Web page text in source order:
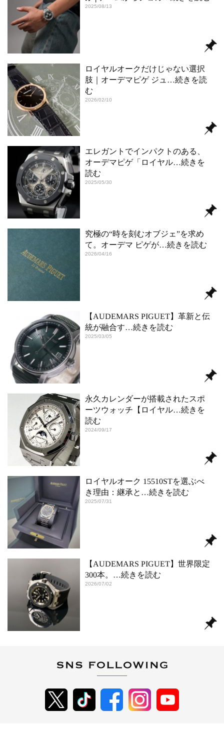
2025/08/13
ロイヤルオークだけじゃない選択
肢｜オーデマピゲ ジュ …続きを読
む
2026/02/10
エレガントでインパクトのある、
オーデマピゲ「ロイヤル…続きを
読む
2025/05/30
究極の“時を刻むオブジェ”を求め
て。オーデマ ピゲが…続きを読む
2026/04/16
【AUDEMARS PIGUET】革新と伝
統が融合す…続きを読む
2025/03/05
永久カレンダーが搭載されたスポ
ーツウォッチ【ロイヤル…続きを
読む
2024/09/17
ロイヤルオーク 15510STを選ぶべ
き理由：継承と …続きを読む
2025/07/31
【AUDEMARS PIGUET】世界限定
300本。 …続きを読む
2026/07/02